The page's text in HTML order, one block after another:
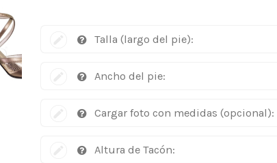
Talla (largo del pie):
Ancho del pie:
Cargar foto con medidas (opcional):
Altura de Tacón: